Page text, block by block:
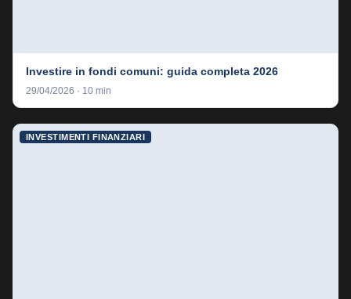
Investire in fondi comuni: guida completa 2026
29/04/2026 · 10 min
INVESTIMENTI FINANZIARI